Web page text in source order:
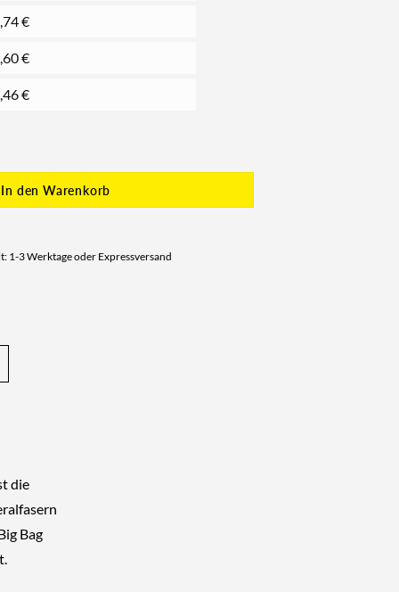
€
€
€
In den Warenkorb
1-3 Werktage oder Expressversand
die
Bag